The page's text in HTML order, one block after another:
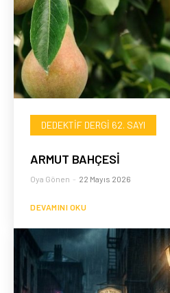
DEDEKTIF DERGI 62. SAYI
ARMUT BAHÇESİ
Oya Gönen - 22 Mayıs 2026
DEVAMINI OKU